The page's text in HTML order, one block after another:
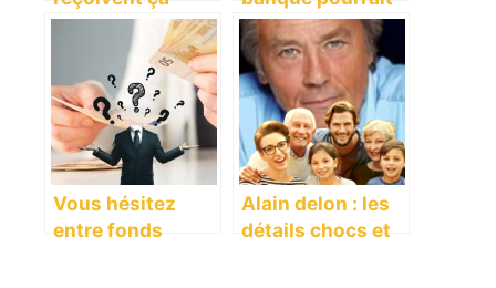
comme argent de
poche : vous
seriez surpris !
refuser votre prêt
– voici pourquoi
Vous hésitez
entre fonds
Alain delon : les
détails chocs et